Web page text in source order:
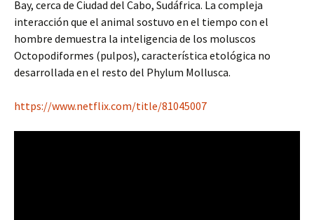
Bay, cerca de Ciudad del Cabo, Sudáfrica. La compleja
interacción que el animal sostuvo en el tiempo con el
hombre demuestra la inteligencia de los moluscos
Octopodiformes (pulpos), característica etológica no
desarrollada en el resto del Phylum Mollusca.
https://www.netflix.com/title/81045007